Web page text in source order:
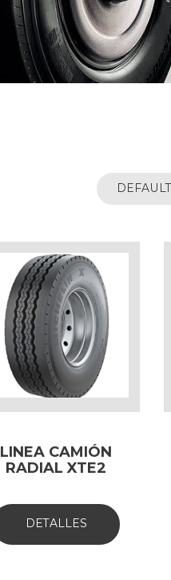
LINEA CAMIÓN
RADIAL XTE2
DETALLES